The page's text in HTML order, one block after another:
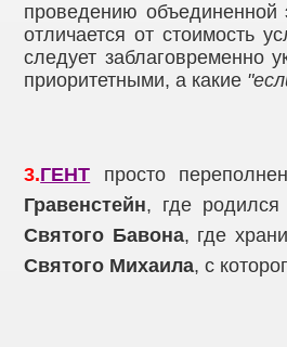
проведению
отличается от стоимость
следует заблаговременно
приоритетными, а какие
3.ГЕНТ просто
Гравенстейн, где
Святого Бавона, где
Святого Михаила, с